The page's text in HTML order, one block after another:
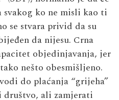
svakog ko ne misli kao ti
se stvara privid da su
da nijesu. Crna
objedinjavanja, jer
nešto obesmišljeno.
do plaćanja “grijeha”
ali zamjerati